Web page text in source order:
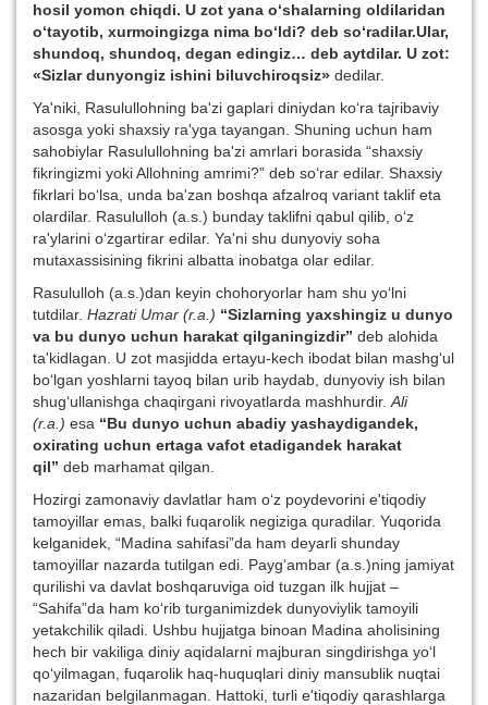
hosil yomon chiqdi. U zot yana o‘shalarning oldilaridan
o‘tayotib, xurmoingizga nima bo‘ldi? deb so‘radilar.Ular,
shundoq, shundoq, degan edingiz… deb aytdilar. U zot:
«Sizlar dunyongiz ishini biluvchiroqsiz» dedilar.
Ya'niki, Rasulullohning ba'zi gaplari diniydan ko‘ra tajribaviy
asosga yoki shaxsiy ra'yga tayangan. Shuning uchun ham
sahobiylar Rasulullohning ba'zi amrlari borasida “shaxsiy
fikringizmi yoki Allohning amrimi?” deb so‘rar edilar. Shaxsiy
fikrlari bo‘lsa, unda ba'zan boshqa afzalroq variant taklif eta
olardilar. Rasululloh (a.s.) bunday taklifni qabul qilib, o‘z
ra'ylarini o‘zgartirar edilar. Ya'ni shu dunyoviy soha
mutaxassisining fikrini albatta inobatga olar edilar.
Rasululloh (a.s.)dan keyin chohoryorlar ham shu yo‘lni
tutdilar. Hazrati Umar (r.a.) “Sizlarning yaxshingiz u dunyo
va bu dunyo uchun harakat qilganingizdir” deb alohida
ta'kidlagan. U zot masjidda ertayu-kech ibodat bilan mashg‘ul
bo‘lgan yoshlarni tayoq bilan urib haydab, dunyoviy ish bilan
shug‘ullanishga chaqirgani rivoyatlarda mashhurdir. Ali
(r.a.) esa “Bu dunyo uchun abadiy yashaydigandek,
oxirating uchun ertaga vafot etadigandek harakat
qil” deb marhamat qilgan.
Hozirgi zamonaviy davlatlar ham o‘z poydevorini e'tiqodiy
tamoyillar emas, balki fuqarolik negiziga quradilar. Yuqorida
kelganidek, “Madina sahifasi”da ham deyarli shunday
tamoyillar nazarda tutilgan edi. Payg‘ambar (a.s.)ning jamiyat
qurilishi va davlat boshqaruviga oid tuzgan ilk hujjat –
“Sahifa”da ham ko‘rib turganimizdek dunyoviylik tamoyili
yetakchilik qiladi. Ushbu hujjatga binoan Madina aholisining
hech bir vakiliga diniy aqidalarni majburan singdirishga yo‘l
qo‘yilmagan, fuqarolik haq-huquqlari diniy mansublik nuqtai
nazaridan belgilanmagan. Hattoki, turli e'tiqodiy qarashlarga